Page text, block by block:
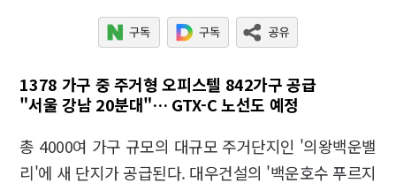
1378 가구 중 주거형 오피스텔 842가구 공급
"서울 강남 20분대"… GTX-C 노선도 예정
총 4000여 가구 규모의 대규모 주거단지인 '의왕백운밸
리'에 새 단지가 공급된다. 대우건설의 '백운호수 푸르지